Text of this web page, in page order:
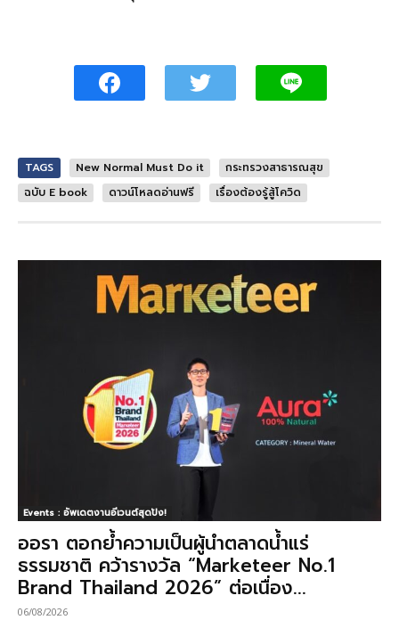
TAGS New Normal Must Do it
กระทรวงสาธารณสุข
ฉบับ E book
ดาวน์โหลดอ่านฟรี เรื่องต้องรู้สู้โควิด
Events : อัพเดตงานอีเวนต์สุดปัง!
ออรา ตอกย้ำความเป็นผู้นำตลาดน้ำแร่
ธรรมชาติ คว้ารางวัล “Marketeer No.1
Brand Thailand 2026” ต่อเนื่อง...
06/08/2026